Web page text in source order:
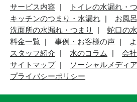
サービス内容
トイレの水漏れ・
キッチンのつまり・水漏れ
お風
洗面所の水漏れ・つまり
蛇口の
料金一覧
事例・お客様の声
スタッフ紹介
水のコラム 会
サイトマップ
ソーシャルメディ
プライバシーポリシー